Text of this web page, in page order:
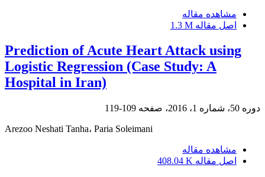
مشاهده مقاله
اصل مقاله 1.3 M
Prediction of Acute Heart Attack using
Logistic Regression (Case Study: A
Hospital in Iran)
دوره 50، شماره 1، 2016، صفحه 109-119
Arezoo Neshati Tanha، Paria Soleimani
مشاهده مقاله
اصل مقاله 408.04 K